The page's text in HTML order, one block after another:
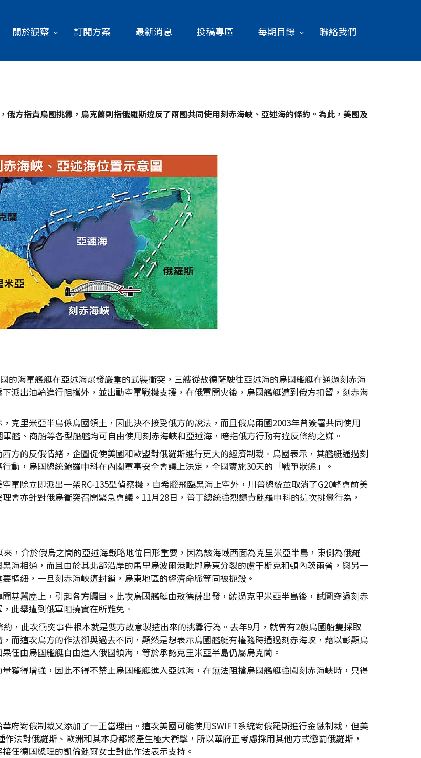
關於觀察 訂閱方案 最新消息 投稿專區 每期目錄 聯絡我們
俄方指責烏國挑釁，烏克蘭則指俄羅斯違反了兩國共同使用刻赤海峽、亞述海的條約。為此，美國及
的海軍艦艇在亞述海爆發嚴重的武裝衝突，三艘從敖德薩駛往亞述海的烏國艦艇在通過刻赤海
派出油輪進行阻擋外，並出動空軍戰機支援，在俄軍開火後，烏國艦艇遭到俄方扣留，刻赤海
克里米亞半島係烏國領土，因此決不接受俄方的說法，而且俄烏兩國2003年曾簽署共同使用
艦、商船等各型船艦均可自由使用刻赤海峽和亞述海，暗指俄方行動有違反條約之嫌。
方的反俄情緒，企圖促使美國和歐盟對俄羅斯進行更大的經濟制裁。烏國表示，其艦艇通過刻
動，烏國總統鮑羅申科在內閣軍事安全會議上決定，全國實施30天的「戰爭狀態」。
軍除立即派出一架RC-135型偵察機，自希臘飛臨黑海上空外，川普總統並取消了G20峰會前美
會亦針對俄烏衝突召開緊急會議。11月28日，普丁總統強烈譴責鮑羅申科的這次挑釁行為，
，介於俄烏之間的亞述海戰略地位日形重要，因為該海域西面為克里米亞半島，東側為俄羅
海相通，而且由於其北部沿岸的馬里烏波爾港毗鄰烏東分裂的盧干斯克和頓內茨兩省，與另一
樞紐，一旦刻赤海峽遭封鎖，烏東地區的經濟命脈等同被扼殺。
甚囂塵上，引起各方矚目。此次烏國艦艇由敖德薩出發，繞過克里米亞半島後，試圖穿過刻赤
此舉遭到俄軍阻撓實在所難免。
，此次衝突事件根本就是雙方故意製造出來的挑釁行為。去年9月，就曾有2艘烏國船隻採取
而這次烏方的作法卻與過去不同，顯然是想表示烏國艦艇有權隨時通過刻赤海峽，藉以彰顯烏
任由烏國艦艇自由進入俄國領海，等於承認克里米亞半島仍屬烏克蘭。
獲得增強，因此不得不禁止烏國艦艇進入亞述海，在無法阻擋烏國艦艇強闖刻赤海峽時，只得
府對俄制裁又添加了一正當理由。這次美國可能使用SWIFT系統對俄羅斯進行金融制裁，但美
法對俄羅斯、歐洲和其本身都將產生極大衝擊，所以華府正考慮採用其他方式懲罰俄羅斯，
任德國總理的凱倫鮑爾女士對此作法表示支持。